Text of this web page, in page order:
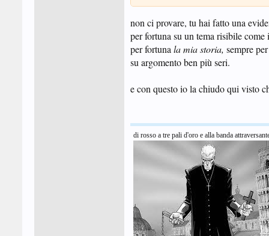
non ci provare, tu hai fatto una
per fortuna su un tema risibile
per fortuna la mia storia, sempre
su argomento ben più seri.
e con questo io la chiudo qui visto
di rosso a tre pali d'oro e alla banda